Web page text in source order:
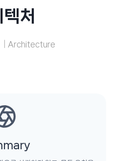
처
Architecture